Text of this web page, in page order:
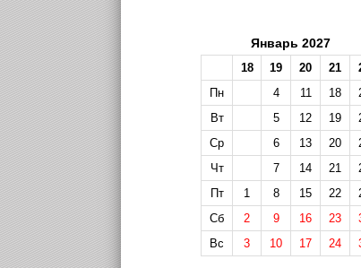
Январь 2027
18 19 20 21
Пн
4 11 18
Вт
5 12 19
Ср
6 13 20
Чт
7 14 21
Пт
1 8 15 22
Сб
2 9 16 23
Вс
3 10 17 24